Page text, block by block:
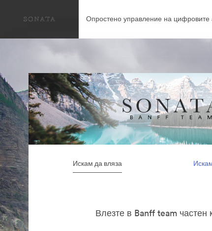
Опростено управление на цифровите
Искам да вляза
Влезте в Banff team частен